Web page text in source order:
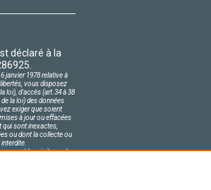
déclaré à la
janvier 1978 relative à
vous disposez
loi), d'accès (art.34 à 38
la loi) des données
exiger que soient
à jour ou effacées
sont inexactes,
ou dont la collecte ou
les visiteurs de